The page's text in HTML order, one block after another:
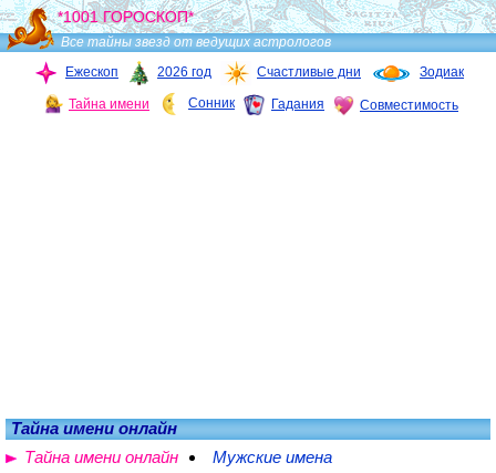
*1001 ГОРОСКОП*
Все тайны звезд от ведущих астрологов
Ежескоп
2026 год Счастливые дни Зодиак
Тайна имени Сонник Гадания Совместимость
Тайна имени онлайн
Тайна имени онлайн
Мужские имена